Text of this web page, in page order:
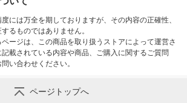
には万全を期しておりますが、その内容の正確性、
るものではありません。
ージは、この商品を取り扱うストアによって運営さ
載されている内容や商品、ご購入に関するご質問
い合わせください。
ページトップへ